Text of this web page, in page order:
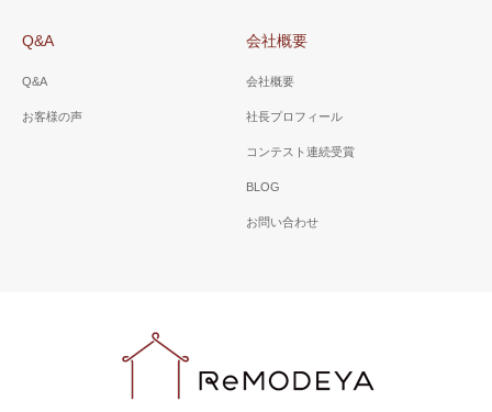
Q&A
Q&A
お客様の声
会社概要
会社概要
社長プロフィール
コンテスト連続受賞
BLOG
お問い合わせ